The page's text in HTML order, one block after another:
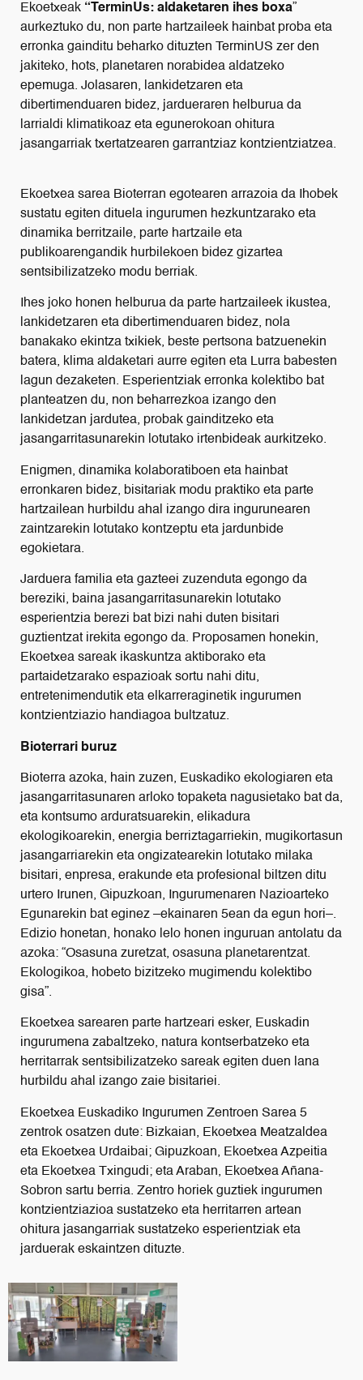
Ekoetxeak “TerminUs: aldaketaren ihes boxa”
aurkeztuko du, non parte hartzaileek hainbat proba eta
erronka gainditu beharko dituzten TerminUS zer den
jakiteko, hots, planetaren norabidea aldatzeko
epemuga. Jolasaren, lankidetzaren eta
dibertimenduaren bidez, jardueraren helburua da
larrialdi klimatikoaz eta egunerokoan ohitura
jasangarriak txertatzearen garrantziaz kontzientziatzea.
Ekoetxea sarea Bioterran egotearen arrazoia da Ihobek
sustatu egiten dituela ingurumen hezkuntzarako eta
dinamika berritzaile, parte hartzaile eta
publikoarengandik hurbilekoen bidez gizartea
sentsibilizatzeko modu berriak.
Ihes joko honen helburua da parte hartzaileek ikustea,
lankidetzaren eta dibertimenduaren bidez, nola
banakako ekintza txikiek, beste pertsona batzuenekin
batera, klima aldaketari aurre egiten eta Lurra babesten
lagun dezaketen. Esperientziak erronka kolektibo bat
planteatzen du, non beharrezkoa izango den
lankidetzan jardutea, probak gainditzeko eta
jasangarritasunarekin lotutako irtenbideak aurkitzeko.
Enigmen, dinamika kolaboratiboen eta hainbat
erronkaren bidez, bisitariak modu praktiko eta parte
hartzailean hurbildu ahal izango dira ingurunearen
zaintzarekin lotutako kontzeptu eta jardunbide
egokietara.
Jarduera familia eta gazteei zuzenduta egongo da
bereziki, baina jasangarritasunarekin lotutako
esperientzia berezi bat bizi nahi duten bisitari
guztientzat irekita egongo da. Proposamen honekin,
Ekoetxea sareak ikaskuntza aktiborako eta
partaidetzarako espazioak sortu nahi ditu,
entretenimendutik eta elkarreraginetik ingurumen
kontzientziazio handiagoa bultzatuz.
Bioterrari buruz
Bioterra azoka, hain zuzen, Euskadiko ekologiaren eta
jasangarritasunaren arloko topaketa nagusietako bat da,
eta kontsumo arduratsuarekin, elikadura
ekologikoarekin, energia berriztagarriekin, mugikortasun
jasangarriarekin eta ongizatearekin lotutako milaka
bisitari, enpresa, erakunde eta profesional biltzen ditu
urtero Irunen, Gipuzkoan, Ingurumenaren Nazioarteko
Egunarekin bat eginez –ekainaren 5ean da egun hori–.
Edizio honetan, honako lelo honen inguruan antolatu da
azoka: “Osasuna zuretzat, osasuna planetarentzat.
Ekologikoa, hobeto bizitzeko mugimendu kolektibo
gisa”.
Ekoetxea sarearen parte hartzeari esker, Euskadin
ingurumena zabaltzeko, natura kontserbatzeko eta
herritarrak sentsibilizatzeko sareak egiten duen lana
hurbildu ahal izango zaie bisitariei.
Ekoetxea Euskadiko Ingurumen Zentroen Sarea 5
zentrok osatzen dute: Bizkaian, Ekoetxea Meatzaldea
eta Ekoetxea Urdaibai; Gipuzkoan, Ekoetxea Azpeitia
eta Ekoetxea Txingudi; eta Araban, Ekoetxea Añana-
Sobron sartu berria. Zentro horiek guztiek ingurumen
kontzientziazioa sustatzeko eta herritarren artean
ohitura jasangarriak sustatzeko esperientziak eta
jarduerak eskaintzen dituzte.